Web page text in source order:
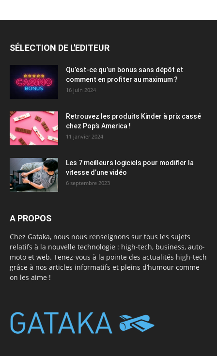
SÉLECTION DE L'EDITEUR
Qu’est-ce qu’un bonus sans dépôt et
comment en profiter au maximum ?
16 juin 2024
Retrouvez les produits Kinder à prix cassé
chez Pop’s America !
11 janvier 2024
Les 7 meilleurs logiciels pour modifier la
vitesse d’une vidéo
6 septembre 2023
A PROPOS
Chez Gataka, nous nous renseignons sur tous les sujets
relatifs à la nouvelle technologie : high-tech, business, auto-
moto et web. Tenez-vous à la pointe des actualités high-tech
grâce à nos articles informatifs et pleins d’humour comme
on les aime !